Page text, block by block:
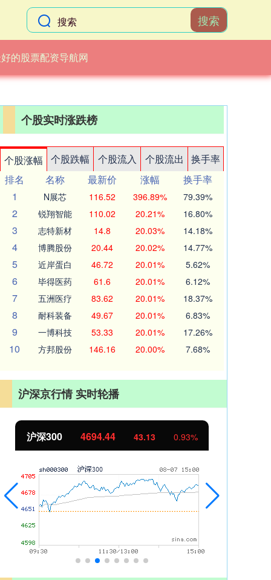
搜索
的股票配资导航网
个股实时涨跌榜
个股涨幅 个股跌幅 个股流入 个股流出
换手率
排名
名称 最新价 涨幅
换手率
1
N展芯 116.52 396.89% 79.39%
2 锐翔智能 110.02 20.21% 16.80%
3 志特新材 14.8 20.03% 14.18%
4 博腾股份 20.44 20.02% 14.77%
5 近岸蛋白 46.72 20.01% 5.62%
6 毕得医药 61.6 20.01% 6.12%
7 五洲医疗 83.62 20.01% 18.37%
8 耐科装备 49.67 20.01% 6.83%
9 一博科技 53.33 20.01% 17.26%
10 方邦股份 146.16 20.00% 7.68%
沪深京行情 实时轮播
沪深300 4694.44 43.13 0.93%